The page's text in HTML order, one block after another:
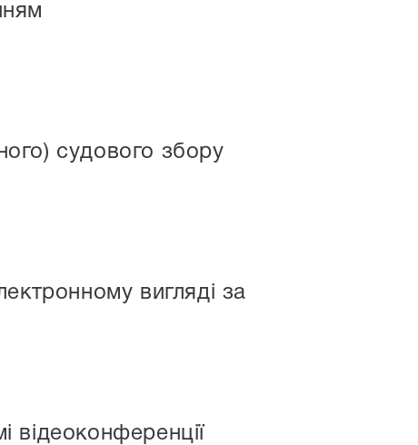
судового збору
вигляді за
відеоконференції